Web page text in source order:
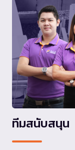
ทีมสนับสนุน